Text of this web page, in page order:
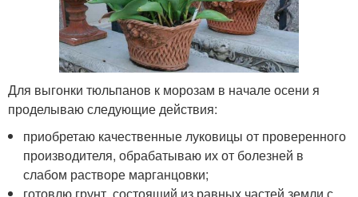
Для выгонки тюльпанов к морозам в начале осени я
проделываю следующие действия:
приобретаю качественные луковицы от проверенного
производителя, обрабатываю их от болезней в
слабом растворе марганцовки;